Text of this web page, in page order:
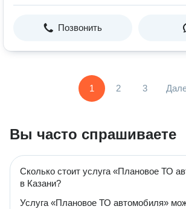
Позвонить
1 2 3
Вы часто спрашиваете
Сколько стоит услуга «Плановое ТО
в Казани?
Услуга «Плановое ТО автомобиля»